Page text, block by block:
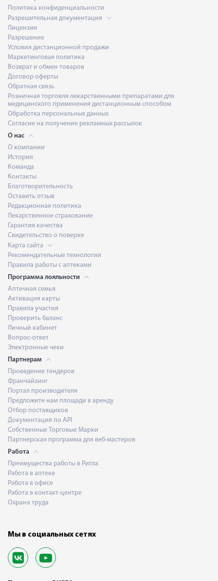
Политика конфиденциальности
Разрешительная документация
Лицензия
Разрешение
Условия дистанционной продажи
Маркетинговая политика
Возврат и обмен товаров
Договор оферты
Обратная связь
Розничная торговля лекарственными препаратами для
медицинского применения дистанционным способом
Обработка персональных данных
Согласие на получение рекламных рассылок
О нас
О компании
История
Команда
Контакты
Благотворительность
Оставить отзыв
Редакционная политика
Лекарственное страхование
Гарантия качества
Свидетельство о поверке
Карта сайта
Рекомендательные технологии
Правила работы с аптеками
Программа лояльности
Аптечная семья
Активация карты
Правила участия
Проверить баланс
Личный кабинет
Вопрос-ответ
Электронные чеки
Партнерам
Проведение тендеров
Франчайзинг
Портал производителя
Предложите нам площади в аренду
Отбор поставщиков
Документация по API
Собственные Торговые Марки
Партнерская программа для веб-мастеров
Работа
Преимущества работы в Ригла
Работа в аптеке
Работа в офисе
Работа в контакт-центре
Охрана труда
Мы в социальных сетях